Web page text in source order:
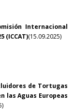
Internacional
(ICCAT)(15.09.2025)
de Tortugas
las Aguas Europeas